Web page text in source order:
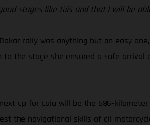
stages like this and that I will be
rally was anything but an easy
to the stage she ensured a safe
up for Laia will be the 685-
the navigational skills of all